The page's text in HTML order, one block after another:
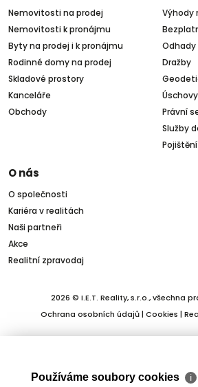
Nemovitosti na prodej
Nemovitosti k pronájmu
Byty na prodej i k pronájmu
Rodinné domy na prodej
Skladové prostory
Kanceláře
Obchody
Výhody
Dražby
Právní
Služby
Pojištění
O nás
O společnosti
Kariéra v realitách
Naši partneři
Akce
Realitní zpravodaj
2026 © I.E.T. Reality, s.r.o., všechna
Ochrana osobních údajů| Cookies |
Používáme soubory cookies ℹ